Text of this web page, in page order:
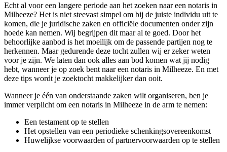
Echt al voor een langere periode aan het zoeken naar een notaris in
Milheeze? Het is niet steevast simpel om bij de juiste individu uit te
komen, die je juridische zaken en officiële documenten onder zijn
hoede kan nemen. Wij begrijpen dit maar al te goed. Door het
behoorlijke aanbod is het moeilijk om de passende partijen nog te
herkennen. Maar gedurende deze tocht zullen wij er zeker weten
voor je zijn. We laten dan ook alles aan bod komen wat jij nodig
hebt, wanneer je op zoek bent naar een notaris in Milheeze. En met
deze tips wordt je zoektocht makkelijker dan ooit.
Wanneer je één van onderstaande zaken wilt organiseren, ben je
immer verplicht om een notaris in Milheeze in de arm te nemen:
Een testament op te stellen
Het opstellen van een periodieke schenkingsovereenkomst
Huwelijkse voorwaarden of partnervoorwaarden op te stellen